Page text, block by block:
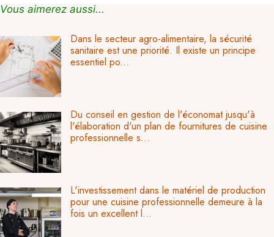
Vous aimerez aussi...
Dans le secteur agro-alimentaire, la sécurité
sanitaire est une priorité. Il existe un principe
essentiel po...
Du conseil en gestion de l'économat jusqu'à
l'élaboration d'un plan de fournitures de cuisine
professionnelle s...
L'investissement dans le matériel de production
pour une cuisine professionnelle demeure à la
fois un excellent l...